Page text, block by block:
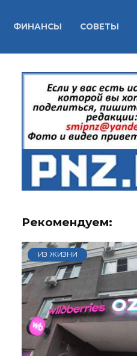
ФИНАНСЫ СОВЕТЫ
Рекомендуем:
ИЗ ЖИЗНИ